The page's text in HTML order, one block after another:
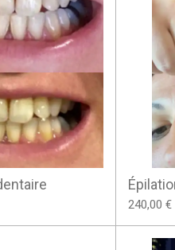
240,00 €